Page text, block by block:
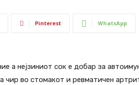
Pinterest WhatsApp
а нејзиниот сок е добар за
чир во стомакот и ревматичен